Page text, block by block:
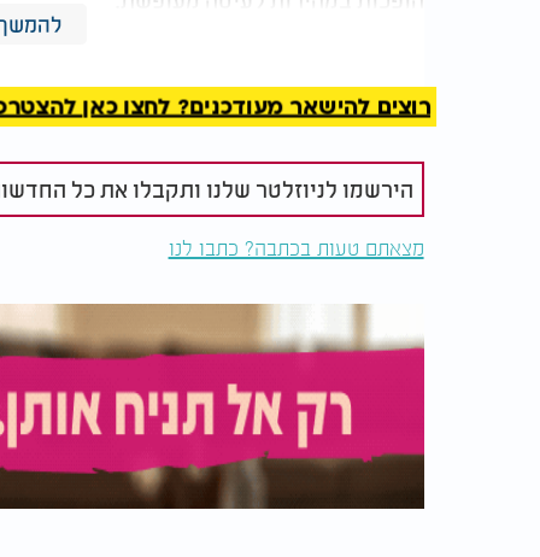
ועלולות אף להזיק למיקרואורגניזמים
בקומפוסט.
לא רק לדשא - גם לקומפוסט
למי שמתחזק קומפוסטר ביתי, תיונים הם
מוסיפים חומציות מתונה, מעודדים פעילות
בתוך התרכובת. השילוב של תיונים עם עלים
מייצר קומפוסט מאוזן שיכול להזין כל גינה,
"זה פתרון זול, זמין,
"זה מאפשר לחובבי גינון
מצמחים בריאים יותר לאורך
רוצים להישאר מעודכנים? לחצו כאן להצטרפות
הירשמו לניוזלטר שלנו ותקבלו את כל
מצאתם טעות בכתבה? כתבו לנו